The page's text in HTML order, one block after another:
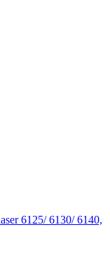
6125/ 6130/ 6140,